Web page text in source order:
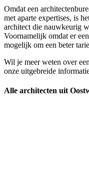
Omdat een
met aparte expertises, is
architect die nauwkeurig
Voornamelijk omdat er
mogelijk om een beter
Wil je meer weten over
onze uitgebreide
Alle architecten uit